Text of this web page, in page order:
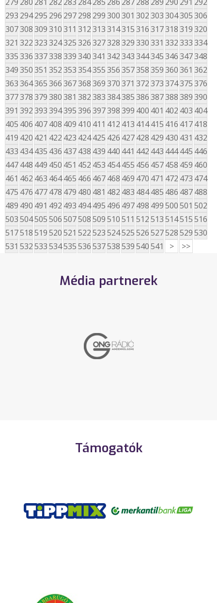
293 294295 296 297298 299300301 302303304305306
307308309310311 312313314315316317318319320
321 322323324325326327328329330331 332333334
335336337338339340341 342343344345346347348
349350351 352353354355356357358359360361 362
363364365366367368369370371 372373374375376
377378379380381 382383384385386387388389390
391 392393394395396397398399 400 401 402 403 404
405 406 407408 409 410 411 412 413 414415 416 417418
419 420 421 422 423 424425 426 427428 429 430 431 432
433 434435 436 437438 439 440 441 442 443 444445 446
447448 449 450 451 452 453 454455 456 457458 459 460
461 462 463 464465 466 467468 469 470 471 472 473 474
475 476 477478 479 480 481 482 483 484485 486 487488
489 490 491 492 493 494495 496 497498 499500501 502
503504505506507508509510511 512513514515516
517518519520521 522523524525526527528529530
531 532533534535536537538539540541 > >>
Média partnerek
Támogatók